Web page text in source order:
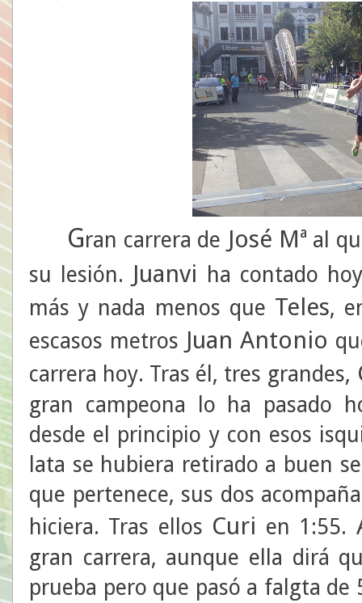
Gran carrera de José Mª al
su lesión. Juanvi ha contado
más y nada menos que Teles,
escasos metros Juan Antonio
carrera hoy. Tras él, tres grandes,
gran campeona lo ha pasado
desde el principio y con esos
lata se hubiera retirado a buen
que pertenece, sus dos
hiciera. Tras ellos Curi en 1:55.
gran carrera, aunque ella dirá
prueba pero que pasó a falgta